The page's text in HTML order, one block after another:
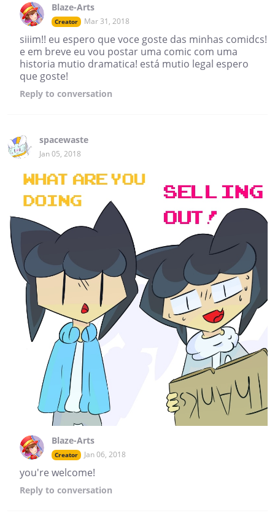
Blaze-Arts
Creator Mar 31, 2018
siiim!! eu espero que voce goste das minhas comidcs!
e em breve eu vou postar uma comic com uma
historia mutio dramatica! está mutio legal espero
que goste!
Reply to conversation
spacewaste
Jan 05, 2018
Blaze-Arts
Creator Jan 06, 2018
you're welcome!
Reply to conversation